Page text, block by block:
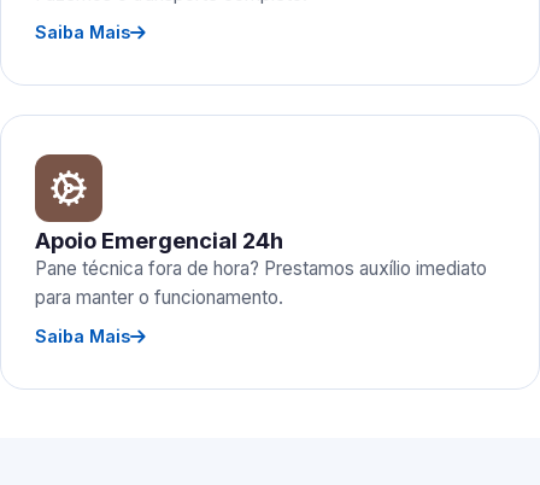
Saiba Mais
Apoio Emergencial 24h
Pane técnica fora de hora? Prestamos auxílio imediato
para manter o funcionamento.
Saiba Mais